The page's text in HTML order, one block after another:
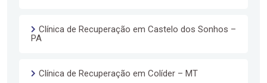
Clínica de Recuperação em Castelo dos Sonhos –
PA
Clínica de Recuperação em Colíder – MT